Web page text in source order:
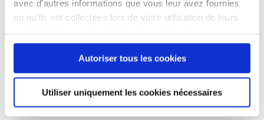
avec d'autres informations que vous leur avez fournies
ou qu'ils ont collectées lors de votre utilisation de leurs
continuez à utiliser notre site Web.
Autoriser tous les cookies
Utiliser uniquement les cookies nécessaires
Processus
de
recrutement